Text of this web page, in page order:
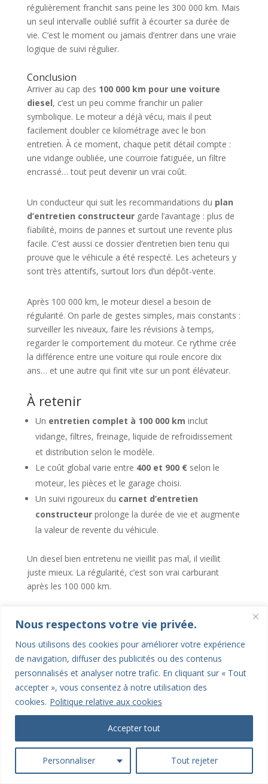
Nous respectons votre vie privée.
Nous utilisons des cookies pour améliorer votre expérience
de navigation, diffuser des publicités ou des contenus
personnalisés et analyser notre trafic. En cliquant sur « Tout
accepter », vous consentez à notre utilisation des
cookies. Politique relative aux cookies
Personnaliser Tout rejeter
Accepter tout
régulièrement franchit sans peine les 300 000 km. Mais
un seul intervalle oublié suffit à écourter sa durée de
vie. C’est le moment ou jamais d’entrer dans une vraie
logique de suivi régulier.
Conclusion
Arriver au cap des 100 000 km pour une voiture
diesel, c’est un peu comme franchir un palier
symbolique. Le moteur a déjà vécu, mais il peut
facilement doubler ce kilométrage avec le bon
entretien. À ce moment, chaque petit détail compte :
une vidange oubliée, une courroie fatiguée, un filtre
encrassé… tout peut devenir un vrai coût.
Un conducteur qui suit les recommandations du plan
d’entretien constructeurgarde l’avantage : plus de
fiabilité, moins de pannes et surtout une revente plus
facile. C’est aussi ce dossier d’entretien bien tenu qui
prouve que le véhicule a été respecté. Les acheteurs y
sont très attentifs, surtout lors d’un dépôt-vente.
Après 100 000 km, le moteur diesel a besoin de
régularité. On parle de gestes simples, mais constants :
surveiller les niveaux, faire les révisions à temps,
regarder le comportement du moteur. Ce rythme crée
la différence entre une voiture qui roule encore dix
ans… et une autre qui finit vite sur un pont élévateur.
À retenir
Un entretien complet à 100 000 km inclut
vidange, filtres, freinage, liquide de refroidissement
et distribution selon le modèle.
Le coût global varie entre 400 et 900 €selon le
moteur, les pièces et le garage choisi.
Un suivi rigoureux du carnet d’entretien
constructeurprolonge la durée de vie et augmente
la valeur de revente du véhicule.
Un diesel bien entretenu ne vieillit pas mal, il vieillit
juste mieux. La régularité, c’est son vrai carburant
après les 100 000 km.
68 Rue du Général Leclerc, 78380 Bougival, France
Pour nous contacter
06 03 77 51 59